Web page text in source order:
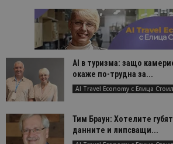
AI в туризма: защо
окаже по-трудна за...
AI Travel Economy с Елица
Тим Браун: Хотелите
данните и липсващи...